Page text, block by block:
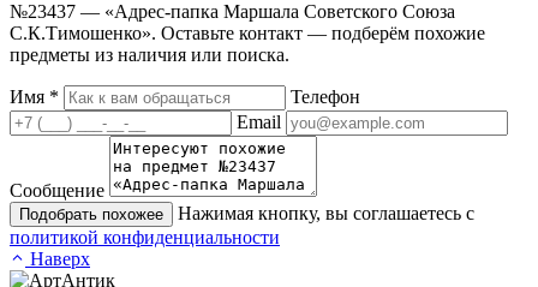
№23437 — «Адрес-папка Маршала Советского Союза
С.К.Тимошенко». Оставьте контакт — подберём похожие
предметы из наличия или поиска.
Имя *
Телефон
Email
Сообщение
Подобрать похожее
Нажимая кнопку, вы соглашаетесь с
политикой конфиденциальности
Наверх